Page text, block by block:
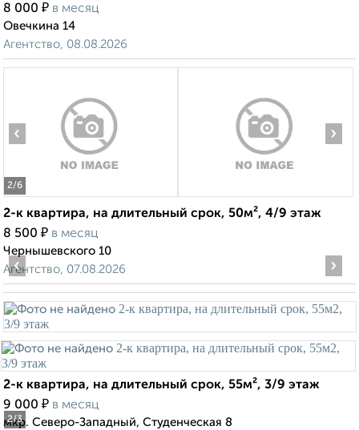
8 000 ₽ в месяц
Овечкина 14
Агентство, 08.08.2026
2/6
‹ ›
2-к квартира, на длительный срок, 50м², 4/9 этаж
8 500 ₽ в месяц
Чернышевского 10
Агентство, 07.08.2026
2/3
‹ ›
2-к квартира, на длительный срок, 55м², 3/9 этаж
9 000 ₽ в месяц
мкр. Северо-Западный, Студенческая 8